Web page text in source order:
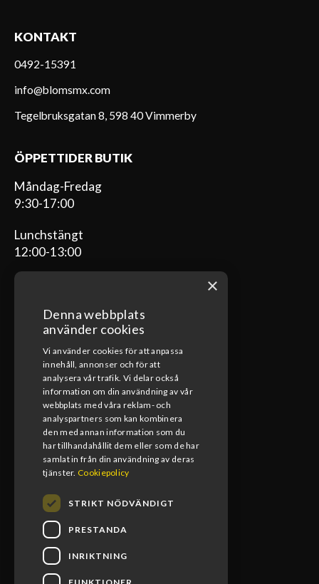
KONTAKT
0492-15391
info@blomsmx.com
Tegelbruksgatan 8, 598 40 Vimmerby
ÖPPETTIDER BUTIK
Måndag-Fredag
9:30-17:00
Lunchstängt
12:00-13:00
ÖPPETTIDER VERKSTAD
Måndag-Fredag
08:00-17:00
Lunchstängt
12:00-13:00
×
Denna webbplats
använder cookies
Vi använder cookies för att anpassa
innehåll, annonser och för att
analysera vår trafik. Vi delar också
information om din användning av vår
webbplats med våra reklam- och
analyspartners som kan kombinera
den med annan information som du
har tillhandahållit dem eller som de har
samlat in från din användning av deras
tjänster. Cookiepolicy
STRIKT NÖDVÄNDIGT
PRESTANDA
INRIKTNING
FUNKTIONER